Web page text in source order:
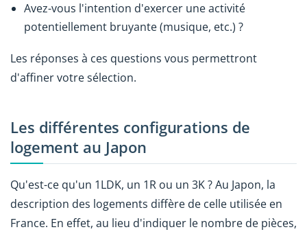
Avez-vous l'intention d'exercer une activité
potentiellement bruyante (musique, etc.) ?
Les réponses à ces questions vous permettront
d'affiner votre sélection.
Les différentes configurations de
logement au Japon
Qu'est-ce qu'un 1LDK, un 1R ou un 3K ? Au Japon, la
description des logements diffère de celle utilisée en
France. En effet, au lieu d'indiquer le nombre de pièces,